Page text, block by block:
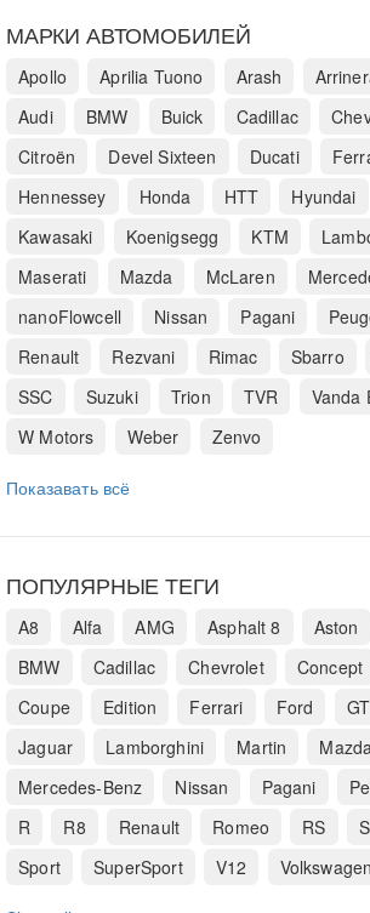
МАРКИ АВТОМОБИЛЕЙ
Apollo Aprilia Tuono Arash
Audi
BMW Buick Cadillac
Citroën
Devel Sixteen Ducati
Hennessey
Honda HTT Hyundai
Kawasaki
Koenigsegg KTM
Maserati
Mazda McLaren
nanoFlowcell
Nissan Pagani
Renault
Rezvani Rimac Sbarro
SSC
Suzuki Trion TVR Vanda
W Motors
Weber Zenvo
Показавать всё
ПОПУЛЯРНЫЕ ТЕГИ
A8 Alfa AMG Asphalt 8 Aston
BMW
Cadillac Chevrolet Concept
Coupe
Edition Ferrari Ford GT
Jaguar
Lamborghini Martin Mazda
Mercedes-Benz
Nissan Pagani
R
R8 Renault Romeo RS S
Sport
SuperSport V12 Volkswagen